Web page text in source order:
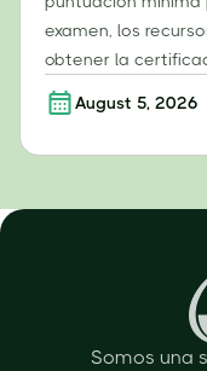
examen, los
obtener la
August 5, 2026
Somos una